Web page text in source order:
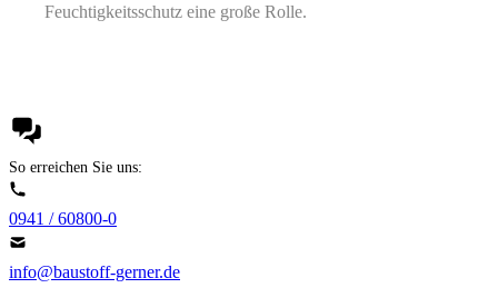
Feuchtigkeitsschutz eine große Rolle.
So erreichen Sie uns:
0941 / 60800-0
info@baustoff-gerner.de